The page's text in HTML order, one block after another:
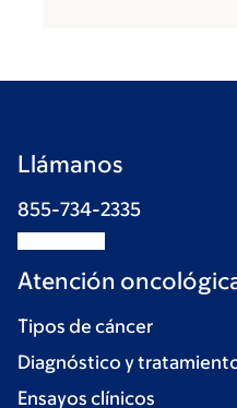
Llámanos
855-734-2335
Atención
Tipos de cáncer
Diagnóstico y
Ensayos clínicos